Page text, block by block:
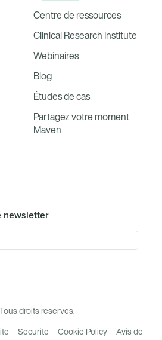
Centre de ressources
Clinical Research Institute
Webinaires
Blog
Études de cas
Partagez votre moment
Maven
newsletter
droits réservés.
Sécurité Cookie Policy
Avis de